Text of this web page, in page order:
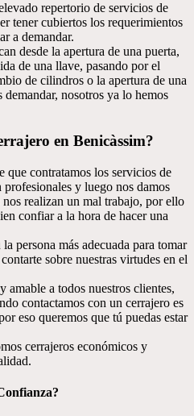
repertorio de servicios de
tener cubiertos los requerimientos
a demandar.
desde la apertura de una puerta,
de una llave, pasando por el
de cilindros o la apertura de una
nosotros ya lo hemos
en Benicàssim?
que contratamos los servicios de
profesionales y luego nos damos
realizan un mal trabajo, por ello
confiar a la hora de hacer una
persona más adecuada para tomar
sobre nuestras virtudes en el
amable a todos nuestros clientes,
contactamos con un cerrajero es
eso queremos que tú puedas estar
cerrajeros económicos y